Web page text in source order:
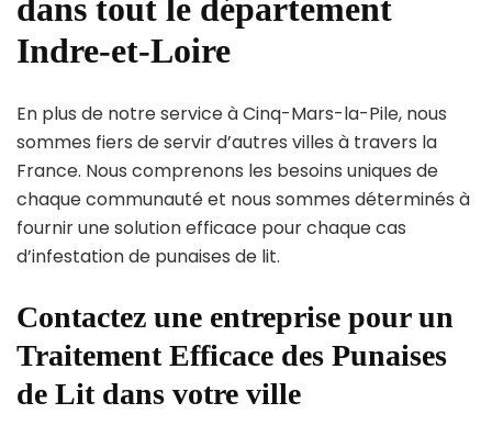
dans tout le département
Indre-et-Loire
En plus de notre service à Cinq-Mars-la-Pile, nous
sommes fiers de servir d’autres villes à travers la
France. Nous comprenons les besoins uniques de
chaque communauté et nous sommes déterminés à
fournir une solution efficace pour chaque cas
d’infestation de punaises de lit.
Contactez une entreprise pour un
Traitement Efficace des Punaises
de Lit dans votre ville